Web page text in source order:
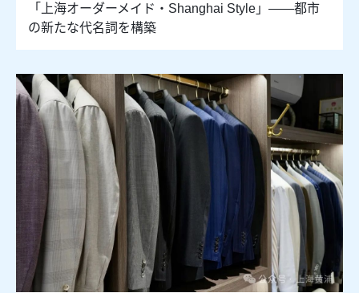
「上海オーダーメイド・Shanghai Style」――都市
の新たな代名詞を構築